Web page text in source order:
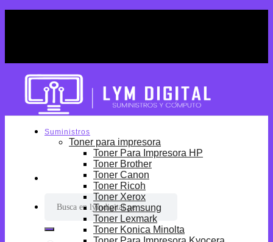
por:
Suministros
Toner para impresora
Toner Para Impresora HP
Toner Brother
Toner Canon
Toner Ricoh
Toner Xerox
Toner Samsung
Toner Lexmark
Toner Konica Minolta